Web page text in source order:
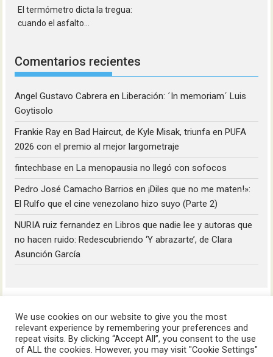
El termómetro dicta la tregua:
cuando el asfalto...
Comentarios recientes
Angel Gustavo Cabrera enLiberación: ´In memoriam´ Luis
Goytisolo
Frankie Ray enBad Haircut, de Kyle Misak, triunfa en PUFA
2026 con el premio al mejor largometraje
fintechbase enLa menopausia no llegó con sofocos
Pedro José Camacho Barrios en¡Diles que no me maten!»:
El Rulfo que el cine venezolano hizo suyo (Parte 2)
NURIA ruiz fernandez enLibros que nadie lee y autoras que
no hacen ruido: Redescubriendo ‘Y abrazarte’, de Clara
Asunción García
We use cookies on our website to give you the most
relevant experience by remembering your preferences and
repeat visits. By clicking “Accept All”, you consent to the use
of ALL the cookies. However, you may visit "Cookie Settings"